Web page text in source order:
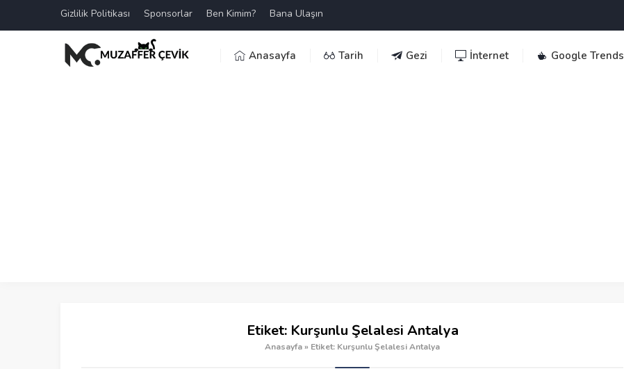
Gizlilik Politikası Sponsorlar Ben Kimim? Bana Ulaşın
Anasayfa Tarih Gezi İnternet Google Trends
Etiket: Kurşunlu Şelalesi Antalya
Anasayfa» Etiket: Kurşunlu Şelalesi Antalya